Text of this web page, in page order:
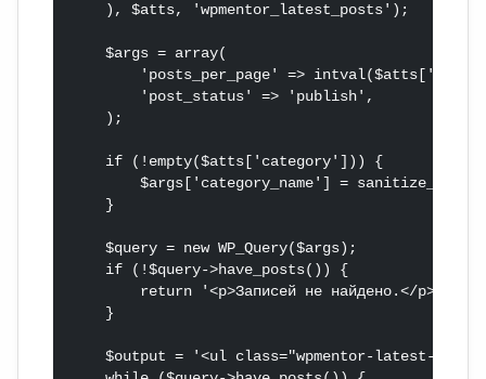
    ), $atts, 'wpmentor_latest_posts');
    $args = array(
'posts_per_page' =>
        'post_status' => 'publish',
    );
    if (!empty($atts['category'])) {
$args['category_name'] =
    }
    $query = new WP_Query($args);
    if (!$query->have_posts()) {
        return '<p>Записей не найдено.</p>';
    }
$output = '<ul class="wpmentor-latest-